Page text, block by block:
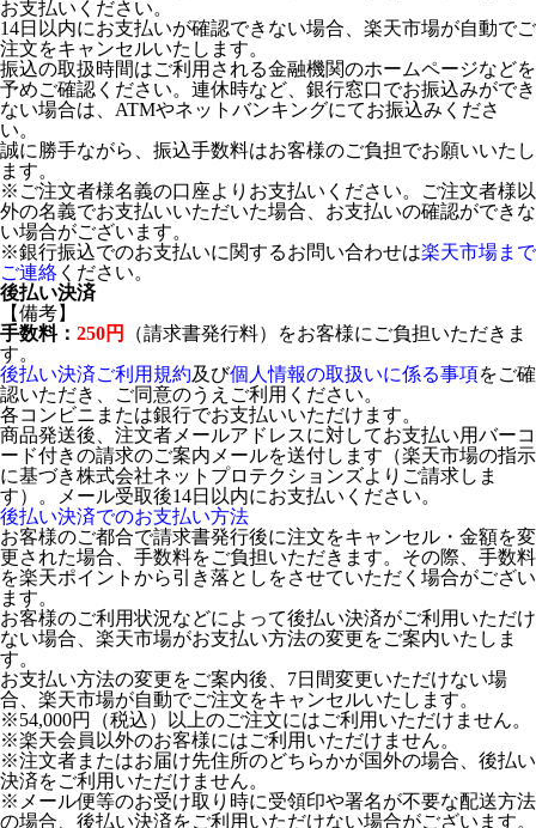
お支払いください。
14日以内にお支払いが確認できない場合、楽天市場が自動でご
注文をキャンセルいたします。
振込の取扱時間はご利用される金融機関のホームページなどを
予めご確認ください。連休時など、銀行窓口でお振込みができ
ない場合は、ATMやネットバンキングにてお振込みくださ
い。
誠に勝手ながら、振込手数料はお客様のご負担でお願いいたし
ます。
※ご注文者様名義の口座よりお支払いください。ご注文者様以
外の名義でお支払いいただいた場合、お支払いの確認ができな
い場合がございます。
※銀行振込でのお支払いに関するお問い合わせは楽天市場まで
ご連絡 ください。
後払い決済
【備考】
手数料： 250円
（請求書発行料）をお客様にご負担いただきま
す。
後払い決済ご利用規約及び個人情報の取扱いに係る事項をご確
認いただき、ご同意のうえご利用ください。
各コンビニまたは銀行でお支払いいただけます。
商品発送後、注文者メールアドレスに対してお支払い用バーコ
ード付きの請求のご案内メールを送付します（楽天市場の指示
に基づき株式会社ネットプロテクションズよりご請求しま
す）。メール受取後14日以内にお支払いください。
後払い決済でのお支払い方法
お客様のご都合で請求書発行後に注文をキャンセル・金額を変
更された場合、手数料をご負担いただきます。その際、手数料
を楽天ポイントから引き落としをさせていただく場合がござい
ます。
お客様のご利用状況などによって後払い決済がご利用いただけ
ない場合、楽天市場がお支払い方法の変更をご案内いたしま
す。
お支払い方法の変更をご案内後、7日間変更いただけない場
合、楽天市場が自動でご注文をキャンセルいたします。
※54,000円（税込）以上のご注文にはご利用いただけません。
※楽天会員以外のお客様にはご利用いただけません。
※注文者またはお届け先住所のどちらかが国外の場合、後払い
決済をご利用いただけません。
※メール便等のお受け取り時に受領印や署名が不要な配送方法
の場合、後払い決済をご利用いただけない場合がございます。